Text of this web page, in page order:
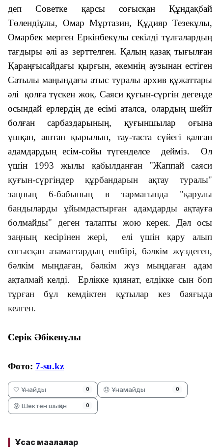
деп Советке қарсы соғысқан Құндақбай
Төлендіұлы, Омар Мұртазин, Құдияр Тезекұлы,
Омарбек мерген Еркінбекұлы секілді тұлғалардың
тағдыры әлі аз зерттелген. Қалың қазақ тығылған
Қараңғысайдағы қырғын, әкемнің аузынан естіген
Сатылы маңындағы атыс туралы архив құжаттары
әлі қолға түскен жоқ. Саяси қуғын-сүргін дегенде
осындай ерлердің де есімі аталса, олардың шейіт
болған сарбаздарының, қуғыншылар оғына
ұшқан, аштан қырылып, тау-таста сүйегі қалған
адамдардың есім-сойы түгенделсе дейміз. Ол
үшін 1993 жылы қабылданған "Жаппай саяси
қуғын-сүргiндер құрбандарын ақтау туралы"
заңның 6-бабының в тармағында "қарулы
бандыларды ұйымдастырған адамдарды ақтауға
болмайды" деген талапты жою керек. Дәл осы
заңның кесірінен жері, елі үшін қару алып
соғысқан азаматтардың ешбірі, бәлкім жүздеген,
бәлкім мыңдаған, бәлкім жүз мыңдаған адам
ақталмай келді. Ерлікке қиянат, елдікке сын боп
тұрған бұл кемдіктен құтылар кез баяғыда
келген.
Серік Әбікенұлы
Фото: 7-su.kz
🤍 Ұнайды 0 😞 Ұнамайды 0
😡 Шектен шыққан 0
Ұқсас мақалалар